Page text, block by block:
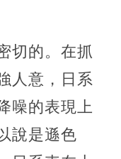
切的。在抓
人意，日系
噪的表現上
說是遜色